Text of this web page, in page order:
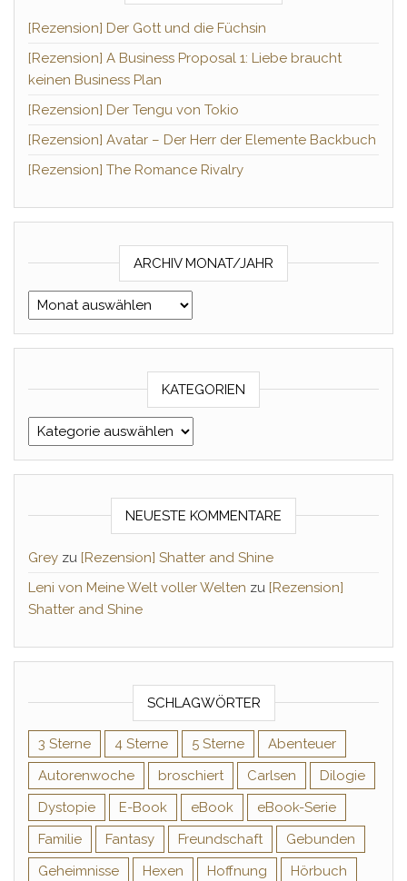
[Rezension] Der Gott und die Füchsin
[Rezension] A Business Proposal 1: Liebe braucht
keinen Business Plan
[Rezension] Der Tengu von Tokio
[Rezension] Avatar – Der Herr der Elemente Backbuch
[Rezension] The Romance Rivalry
ARCHIV MONAT/JAHR
Archiv Monat/Jahr
KATEGORIEN
Kategorien
NEUESTE KOMMENTARE
Grey zu [Rezension] Shatter and Shine
Leni von Meine Welt voller Welten zu [Rezension]
Shatter and Shine
SCHLAGWÖRTER
3 Sterne 4 Sterne 5 Sterne
Abenteuer
Autorenwoche
broschiert Carlsen
Dilogie
Dystopie
E-Book eBook
eBook-Serie
Familie
Fantasy Freundschaft
Gebunden
Geheimnisse
Hexen Hoffnung
Hörbuch